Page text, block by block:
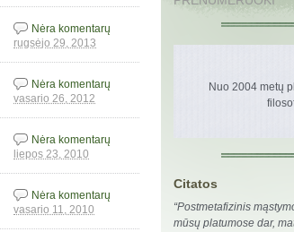
rugsėjo 29, 2013
Nėra komentarų
vasario 26, 2012
Nėra komentarų
liepos 23, 2010
Nėra komentarų
vasario 11, 2010
Nėra komentarų
Nuo 2004 metų
Citatos
“Postmetafizinis
mūsų platumose dar,